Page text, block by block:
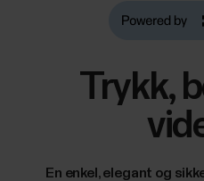
Trykk,
En enkel, elegant og